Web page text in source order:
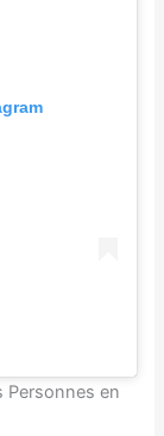
Personnes en